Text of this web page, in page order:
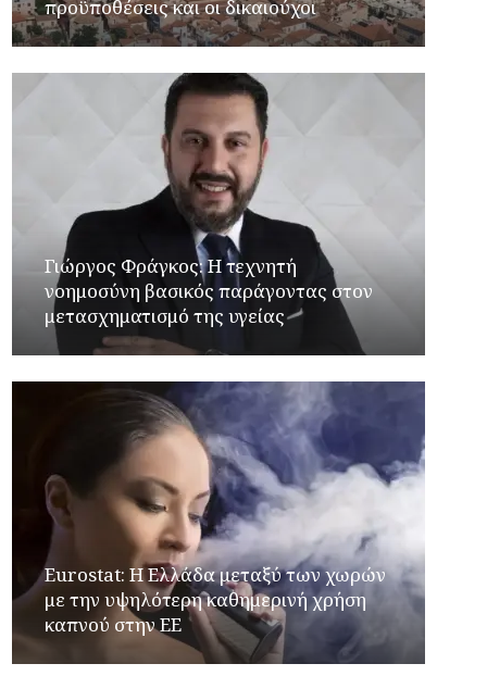
προϋποθέσεις και οι δικαιούχοι
Γιώργος Φράγκος: Η τεχνητή
νοημοσύνη βασικός παράγοντας στον
μετασχηματισμό της υγείας
Eurostat: Η Ελλάδα μεταξύ των χωρών
με την υψηλότερη καθημερινή χρήση
καπνού στην ΕΕ